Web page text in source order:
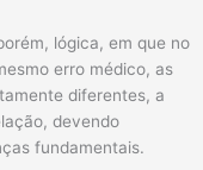
lógica, em que no
erro médico, as
diferentes, a
devendo
fundamentais.